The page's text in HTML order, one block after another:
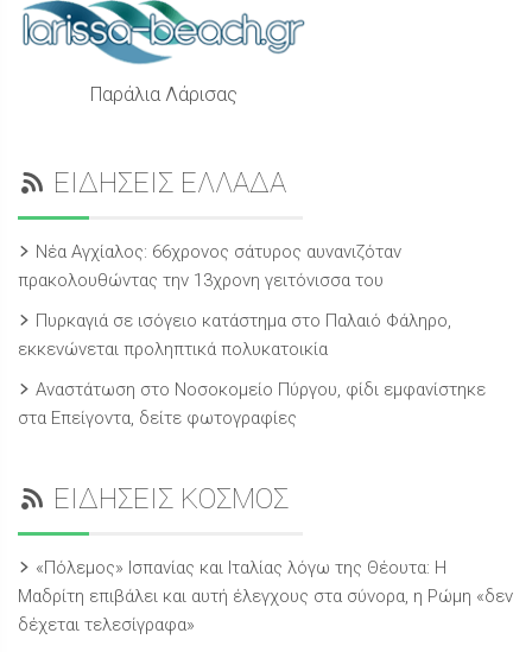
Παράλια Λάρισας
ΕΙΔΗΣΕΙΣ ΕΛΛΑΔΑ
Νέα Αγχίαλος: 66χρονος σάτυρος αυνανιζόταν
πρακολουθώντας την 13χρονη γειτόνισσα του
Πυρκαγιά σε ισόγειο κατάστημα στο Παλαιό Φάληρο,
εκκενώνεται προληπτικά πολυκατοικία
Αναστάτωση στο Νοσοκομείο Πύργου, φίδι εμφανίστηκε
στα Επείγοντα, δείτε φωτογραφίες
ΕΙΔΗΣΕΙΣ ΚΟΣΜΟΣ
«Πόλεμος» Ισπανίας και Ιταλίας λόγω της Θέουτα: Η
Μαδρίτη επιβάλει και αυτή έλεγχους στα σύνορα, η Ρώμη «δεν
δέχεται τελεσίγραφα»